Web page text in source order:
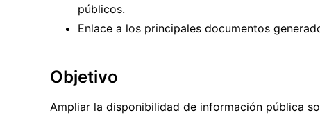
públicos.
Enlace a los principales documentos
Objetivo
Ampliar la disponibilidad de información pública